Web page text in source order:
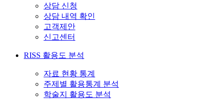
상담 신청
상담 내역 확인
고객제안
신고센터
RISS 활용도 분석
자료 현황 통계
주제별 활용통계 분석
학술지 활용도 분석